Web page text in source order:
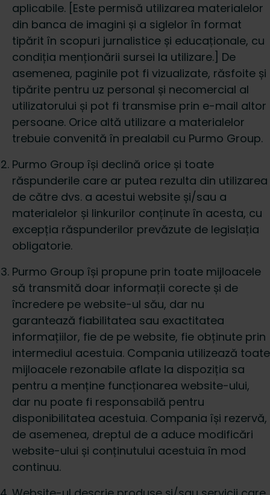
aplicabile. [Este permisă utilizarea materialelor
din banca de imagini și a siglelor în format
tipărit în scopuri jurnalistice și educaționale, cu
condiția menționării sursei la utilizare.] De
asemenea, paginile pot fi vizualizate, răsfoite și
tipărite pentru uz personal și necomercial al
utilizatorului și pot fi transmise prin e-mail altor
persoane. Orice altă utilizare a materialelor
trebuie convenită în prealabil cu Purmo Group.
Purmo Group își declină orice și toate
răspunderile care ar putea rezulta din utilizarea
de către dvs. a acestui website și/sau a
materialelor și linkurilor conținute în acesta, cu
excepția răspunderilor prevăzute de legislația
obligatorie.
Purmo Group își propune prin toate mijloacele
să transmită doar informații corecte și de
încredere pe website-ul său, dar nu
garantează fiabilitatea sau exactitatea
informațiilor, fie de pe website, fie obținute prin
intermediul acestuia. Compania utilizează toate
mijloacele rezonabile aflate la dispoziția sa
pentru a menține funcționarea website-ului,
dar nu poate fi responsabilă pentru
disponibilitatea acestuia. Compania își rezervă,
de asemenea, dreptul de a aduce modificări
website-ului și conținutului acestuia în mod
continuu.